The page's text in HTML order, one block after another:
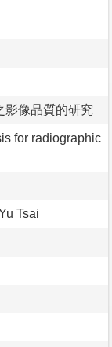
影像品質的研究
for radiographic
Tsai